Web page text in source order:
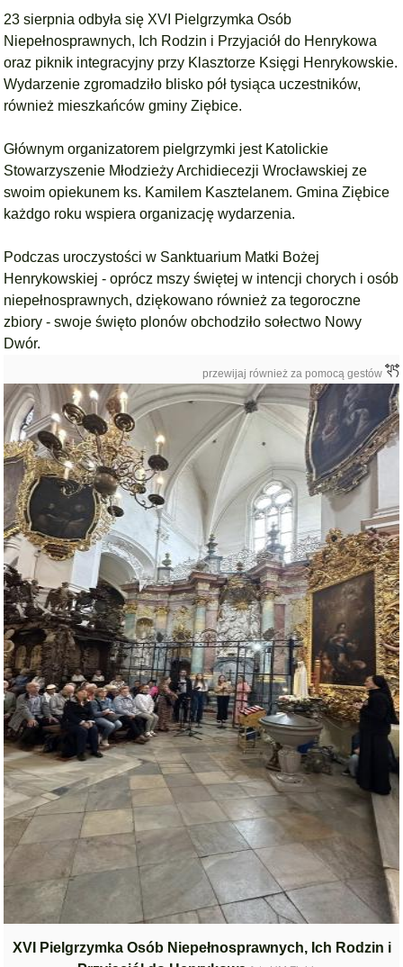
23 sierpnia odbyła się XVI Pielgrzymka Osób
Niepełnosprawnych, Ich Rodzin i Przyjaciół do Henrykowa
oraz piknik integracyjny przy Klasztorze Księgi Henrykowskie.
Wydarzenie zgromadziło blisko pół tysiąca uczestników,
również mieszkańców gminy Ziębice.
Głównym organizatorem pielgrzymki jest Katolickie
Stowarzyszenie MłodzieżyArchidiecezji Wrocławskiejze
swoim opiekunem ks. Kamilem Kasztelanem. Gmina Ziębice
każdgo roku wspiera organizację wydarzenia.
Podczas uroczystości w Sanktuarium Matki Bożej
Henrykowskiej - oprócz mszy świętej w intencji chorych i osób
niepełnosprawnych, dziękowano również za tegoroczne
zbiory - swoje święto plonów obchodziło sołectwo Nowy
Dwór.
przewijaj również za pomocą gestów
XVI Pielgrzymka Osób Niepełnosprawnych, Ich Rodzin i